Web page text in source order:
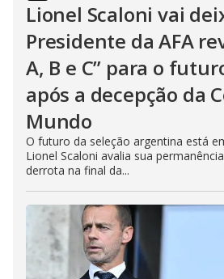
Lionel Scaloni vai
Presidente da AFA
A, B e C” para o
após a decepção da
Mundo
O futuro da seleção argentina está
Lionel Scaloni avalia sua
derrota na final da...